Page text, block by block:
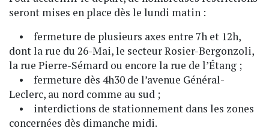
seront mises en place dès le lundi matin :
• fermeture de plusieurs axes entre 7h et 12h,
dont la rue du 26-Mai, le secteur Rosier-Bergonzoli,
la rue Pierre-Sémard ou encore la rue de l’Étang ;
• fermeture dès 4h30 de l’avenue Général-
Leclerc, au nord comme au sud ;
• interdictions de stationnement dans les zones
concernées dès dimanche midi.